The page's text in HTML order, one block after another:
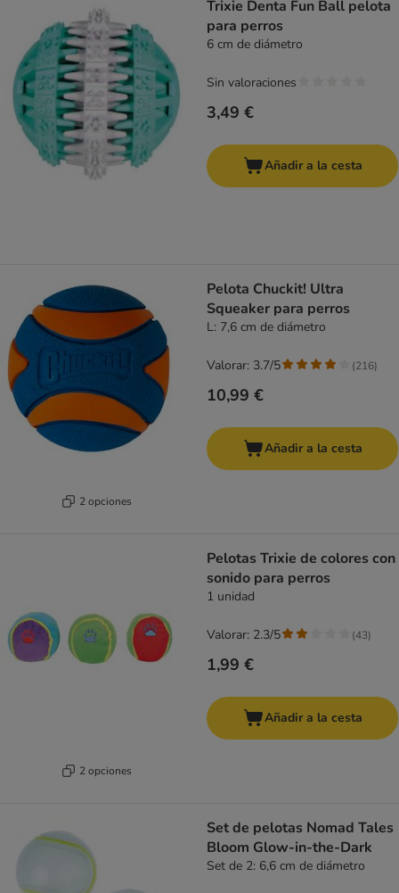
Trixie Denta Fun Ball pelota
para perros
6 cm de diámetro
3,49 €
Sin valoraciones
Añadir a la cesta
2 opciones
Pelota Chuckit! Ultra
Squeaker para perros
L: 7,6 cm de diámetro
10,99 €
Valorar: 3.7/5 (216)
Añadir a la cesta
2 opciones
Pelotas Trixie de colores con
sonido para perros
1 unidad
1,99 €
Valorar: 2.3/5 (43)
Añadir a la cesta
Set de pelotas Nomad Tales
Bloom Glow-in-the-Dark
Set de 2: 6,6 cm de diámetro